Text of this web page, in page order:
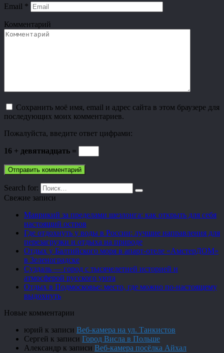
Email *
Комментарий
Сохранить моё имя, email и адрес сайта в этом браузере для
последующих моих комментариев.
Пожалуйста, введите ответ цифрами:
16 + девятнадцать =
Search for:
Свежие записи
Маврикий за пределами шезлонга: как открыть для себя
настоящий остров
Где отдохнуть у воды в России: лучшие направления для
перезагрузки и отдыха на природе
Отдых у Балтийского моря в апарт-отеле «АмстерДОМ»
в Зеленоградске
Суздаль — город с тысячелетней историей и
атмосферой русского уюта
Отдых в Подмосковье: место, где можно по-настоящему
выдохнуть
Новые комментарии
юрий к записи Веб-камера на ул. Танкистов
Сергей к записи Город Висла в Польше
Александр к записи Веб-камера посёлка Айхал